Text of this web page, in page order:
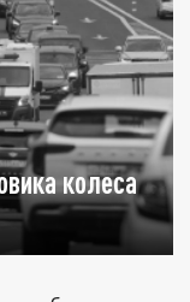
колеса